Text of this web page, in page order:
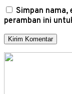
Simpan nama,
peramban ini